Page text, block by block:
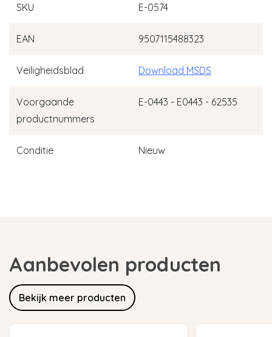
SKU E-0574
EAN 9507115488323
Veiligheidsblad Download MSDS
Voorgaande
productnummers
E-0443 - E0443 - 62535
Conditie Nieuw
Aanbevolen producten
Bekijk meer producten